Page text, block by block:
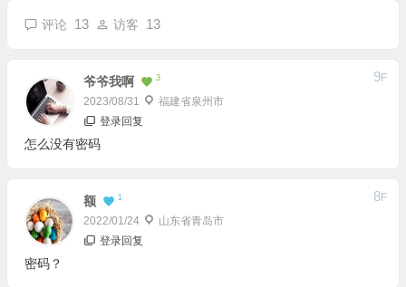
评论 13 访客 13
爷爷我啊 3
2023/08/31 福建省泉州市
9F
登录回复
怎么没有密码
额 1
2022/01/24 山东省青岛市
8F
登录回复
密码？